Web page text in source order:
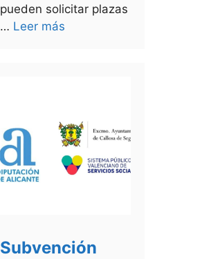
pueden solicitar plazas
… Leer más
Subvención